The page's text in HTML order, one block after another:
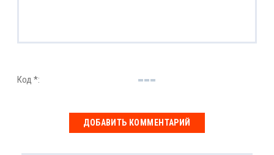
Код *: